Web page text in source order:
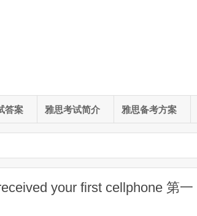
答案 雅思考试简介 雅思备考方案
your first cellphone 第一